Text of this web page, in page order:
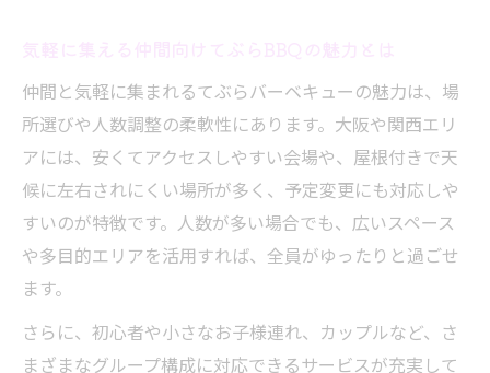
の特徴
人数や天候を問わない快適BBQプラン紹介
てぶらバーベキューで人数・天候不問の快
適体験
大人数も少人数も楽しめるてぶらBBQプラ
ンの魅力
ュー活用法
てぶらバーベキューで柔軟に対応できる会
仲間と気軽に集まれるてぶらバーベキューの魅力は、場
所選びや人数調整の柔軟性にあります。大阪や関西エリ
アには、安くてアクセスしやすい会場や、屋根付きで天
候に左右されにくい場所が多く、予定変更にも対応しや
すいのが特徴です。人数が多い場合でも、広いスペース
や多目的エリアを活用すれば、全員がゆったりと過ごせ
ます。
さらに、初心者や小さなお子様連れ、カップルなど、さ
まざまなグループ構成に対応できるサービスが充実して